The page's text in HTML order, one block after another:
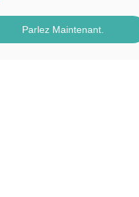
Parlez Maintenant.